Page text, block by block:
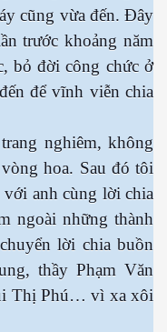
cũng vừa đến. Đây
trước khoảng năm
bỏ đời công chức ở
để vĩnh viễn chia
nghiêm, không
hoa. Sau đó tôi
anh cùng lời chia
ngoài những thành
lời chia buồn
thầy Phạm Văn
Thị Phú… vì xa xôi